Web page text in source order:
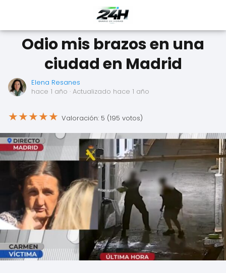
Odio mis brazos en una
ciudad en Madrid
Elena Resanes
hace 1 año · Actualizado hace 1 año
★★★★★ Valoración: 5 (195 votos)